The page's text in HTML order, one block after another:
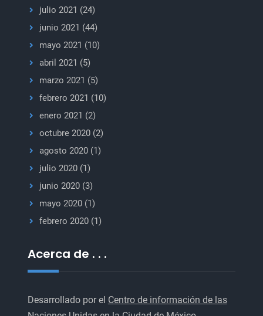
julio 2021 (24)
junio 2021 (44)
mayo 2021 (10)
abril 2021 (5)
marzo 2021 (5)
febrero 2021 (10)
enero 2021 (2)
octubre 2020(2)
agosto 2020(1)
julio 2020(1)
junio 2020(3)
mayo 2020(1)
febrero 2020(1)
Acerca de . . .
Desarrollado por el Centro de información de las